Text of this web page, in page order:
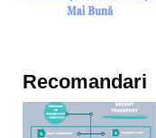
Recomandari